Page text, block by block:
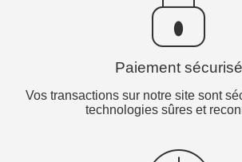
Paiement sécurisé
Vos transactions sur notre site sont
technologies sûres et